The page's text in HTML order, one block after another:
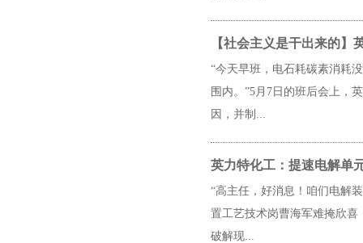
【社会主义是干出来的】
“今天早班，电石耗碳素消耗
围内。”5月7日的班后会上，
因，并制...
英力特化工：提速电解单
“高主任，好消息！咱们电解
置工艺技术岗曹海军难掩欣
破解现...